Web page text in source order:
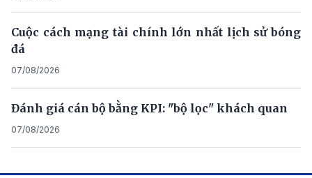
Cuộc cách mạng tài chính lớn nhất lịch sử bóng
đá
07/08/2026
Đánh giá cán bộ bằng KPI: "bộ lọc" khách quan
07/08/2026